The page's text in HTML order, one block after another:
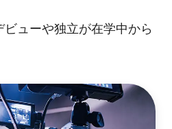
ューや独立が在学中から